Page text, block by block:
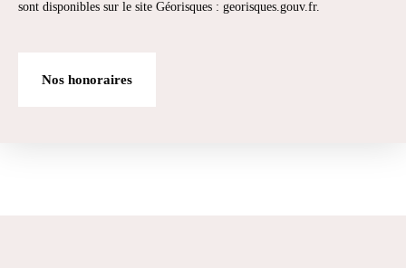
sont disponibles sur le site Géorisques : georisques.gouv.fr.
Nos honoraires